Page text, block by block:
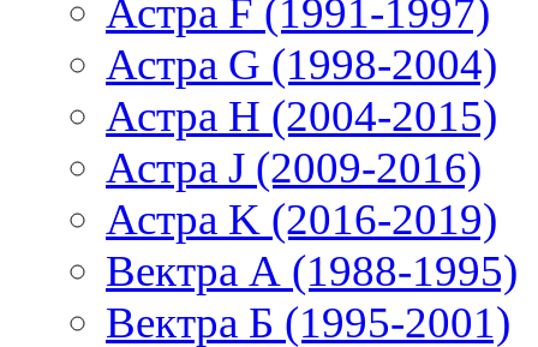
Астра F (1991-1997)
Астра G (1998-2004)
Астра H (2004-2015)
Астра J (2009-2016)
Астра K (2016-2019)
Вектра А (1988-1995)
Вектра Б (1995-2001)